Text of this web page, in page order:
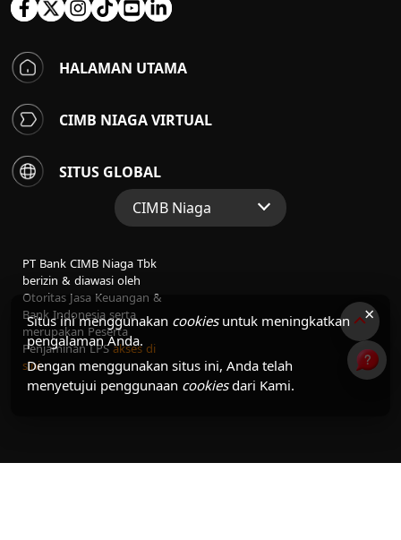
×
Situs ini menggunakan cookiesuntuk meningkatkan
pengalaman Anda.
Dengan menggunakan situs ini, Anda telah
menyetujui penggunaan cookiesdari Kami.
HALAMAN UTAMA
CIMB NIAGA VIRTUAL
SITUS GLOBAL
CIMB Niaga
Perbankan Konsumen
Perbankan Syariah
PT Bank CIMB Niaga Tbk
berizin & diawasi oleh
Otoritas Jasa Keuangan &
Bank Indonesia serta
merupakan Peserta
Penjaminan LPSakses di
sini